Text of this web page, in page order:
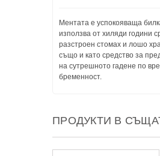
Ментата е успокояваща
използва от хиляди години
разстроен стомах и лошо
също и като средство за
на сутрешното гадене по
бременност.
ПРОДУКТИ В